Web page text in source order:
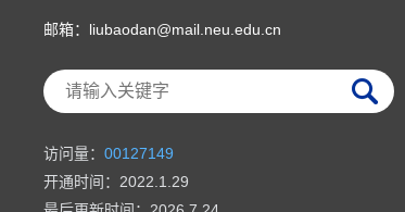
邮箱： liubaodan@mail.neu.edu.cn
访问量： 00127149
开通时间： 2022 1 29